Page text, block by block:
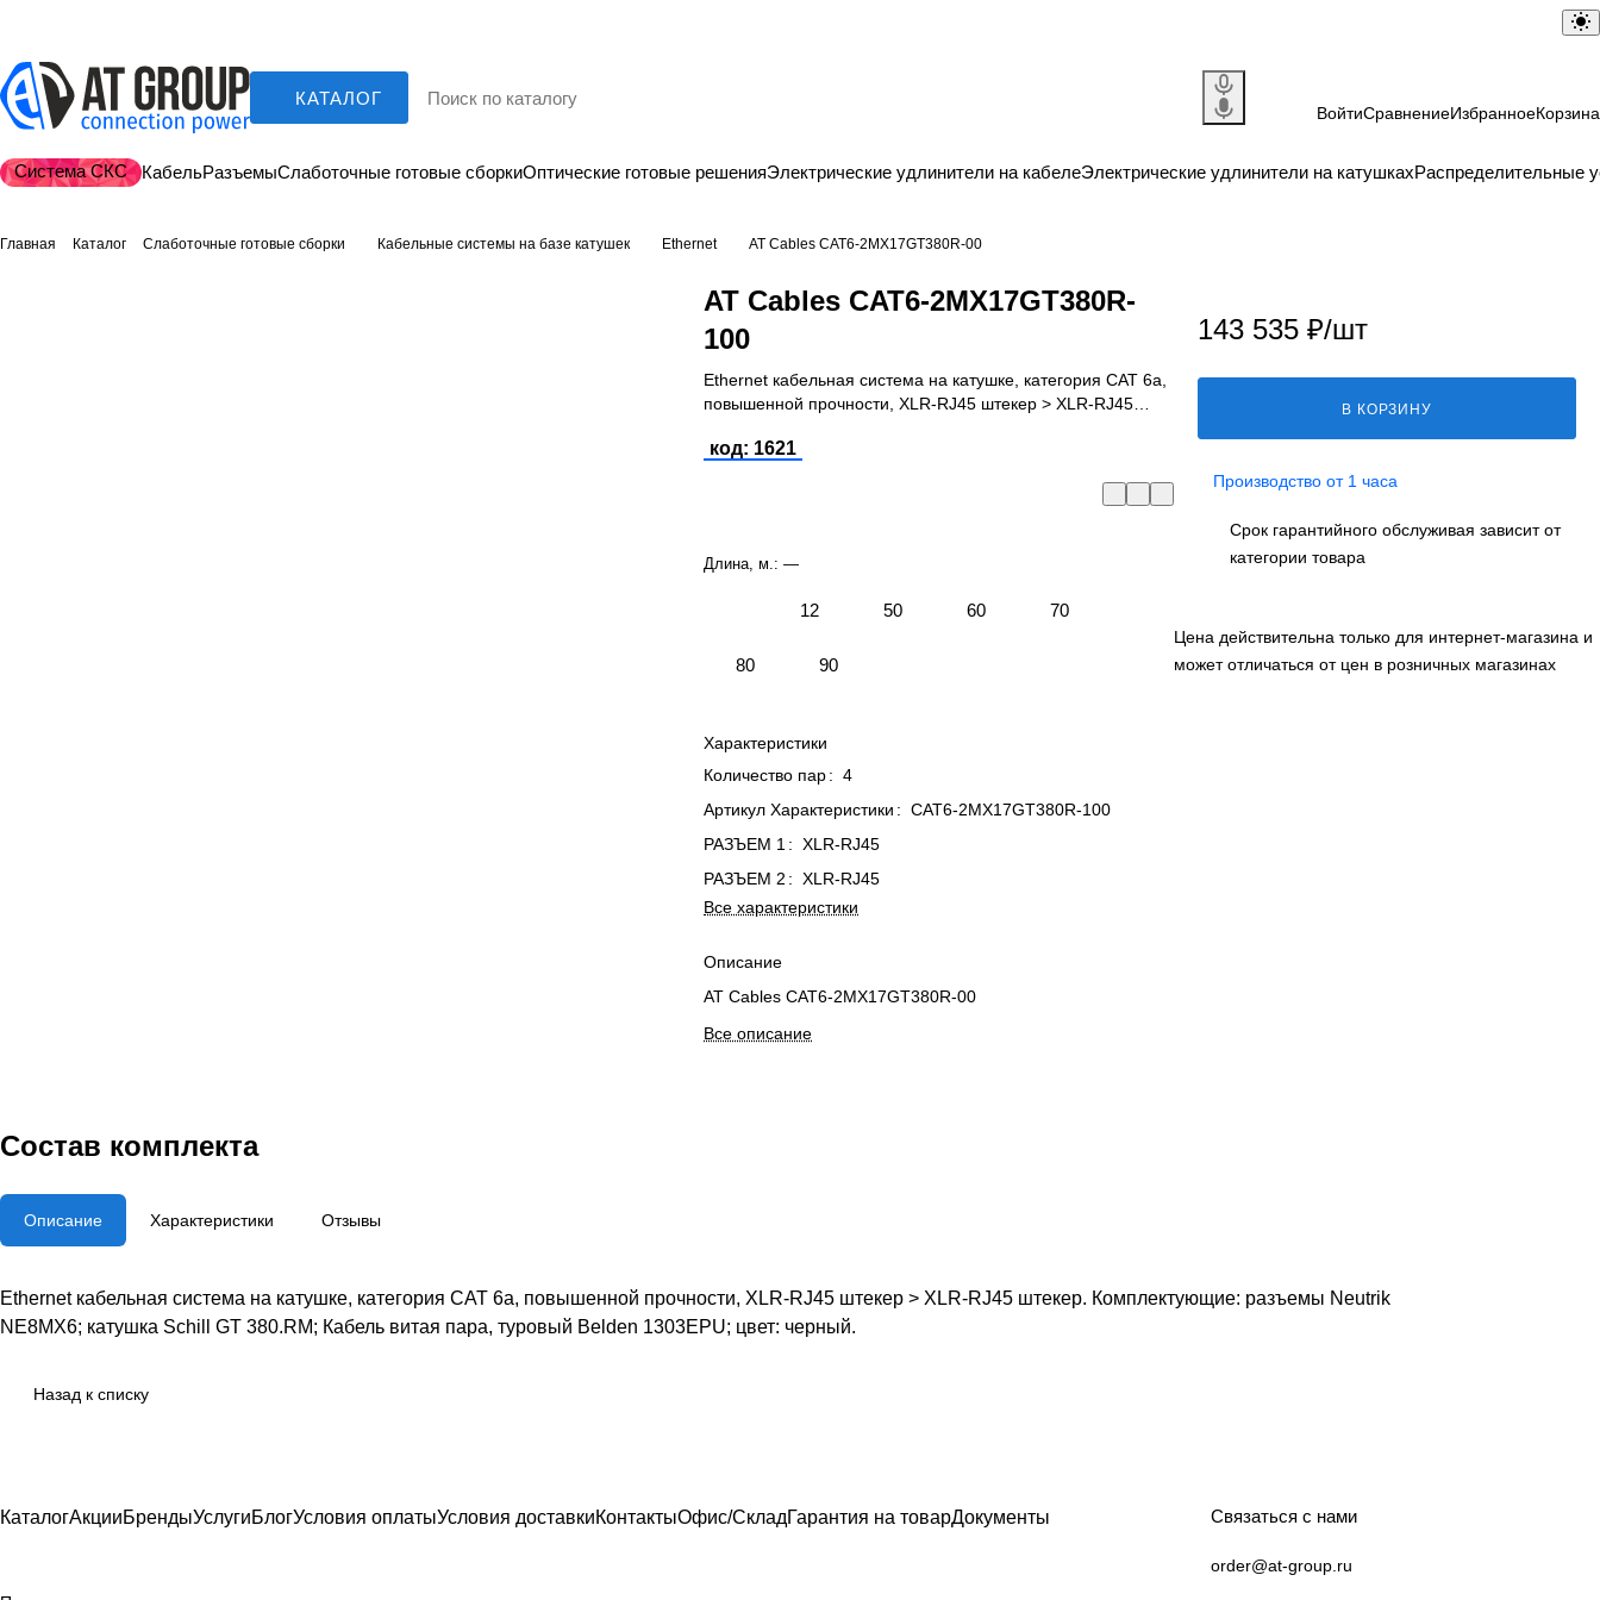
КАТАЛОГ
ВойтиСравнениеИзбранноеКорзина
Система СКС КабельРазъемыСлаботочные готовые сборкиОптические готовые решенияЭлектрические удлинители на кабелеЭлектрические удлинители на катушкахРаспределительные
Главная Каталог Слаботочные готовые сборки Кабельные системы на базе катушек Ethernet AT Cables CAT6-2MX17GT380R-00
AT Cables CAT6-2MX17GT380R-
100
Ethernet кабельная система на катушке, категория CAT 6a,
повышенной прочности, XLR-RJ45 штекер > XLR-RJ45
код: 1621
Длина, м.:—
12 50 60 70
80 90
Характеристики
Количество пар: 4
Артикул Характеристики : CAT6-2MX17GT380R-100
РАЗЪЕМ 1 : XLR-RJ45
РАЗЪЕМ 2 : XLR-RJ45
Все характеристики
Описание
AT Cables CAT6-2MX17GT380R-00
Все описание
143 535 ₽/шт
В КОРЗИНУ
Производство от 1 часа
Срок гарантийного обслуживая зависит от
категории товара
Цена действительна только для интернет-магазина и
может отличаться от цен в розничных магазинах
Состав комплекта
Описание Характеристики Отзывы
Ethernet кабельная система на катушке, категория CAT 6a, повышенной прочности, XLR-RJ45 штекер > XLR-RJ45 штекер. Комплектующие: разъемы Neutrik
NE8MX6; катушка Schill GT 380.RM; Кабель витая пара, туровый Belden 1303EPU; цвет: черный.
Назад к списку
КаталогАкцииБрендыУслугиБлогУсловия оплатыУсловия доставкиКонтактыОфис/СкладГарантия на товарДокументы Связаться с нами
order@at-group.ru